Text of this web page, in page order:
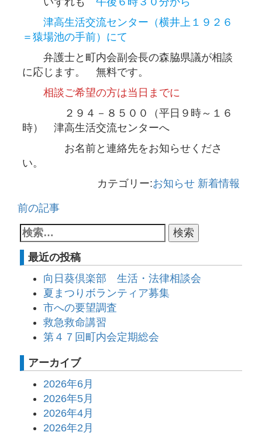
津高生活交流センター（横井上１９２６
＝猿場池の手前）にて
弁護士と町内会副会長の森脇県議が相談
に応じます。 無料です。
相談ご希望の方は当日までに
２９４－８５００（平日９時～１６
時） 津高生活交流センターへ
お名前と連絡先をお知らせくださ
い。
カテゴリー:お知らせ 新着情報
前の記事
最近の投稿
向日葵倶楽部 生活・法律相談会
夏まつりボランティア募集
市への要望調査
救急救命講習
第４７回町内会定期総会
アーカイブ
2026年6月
2026年5月
2026年4月
2026年2月